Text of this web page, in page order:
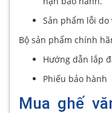
Sản phẩm lỗi
Bộ sản phẩm chính
Hướng dẫn lắp
Phiếu bảo hành
Mua ghế